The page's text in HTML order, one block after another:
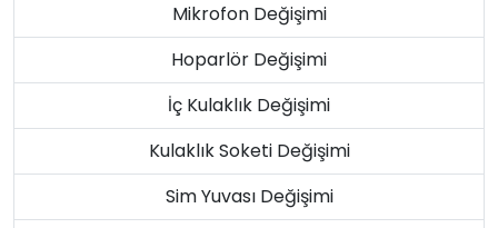
Mikrofon Değişimi
Hoparlör Değişimi
İç Kulaklık Değişimi
Kulaklık Soketi Değişimi
Sim Yuvası Değişimi